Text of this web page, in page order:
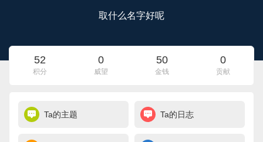
取什么名字好呢
52
积分
0
威望
50
金钱
0
贡献
Ta的主题 Ta的日志